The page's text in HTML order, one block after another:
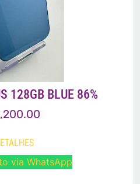
128GB BLUE 86%
via WhatsApp